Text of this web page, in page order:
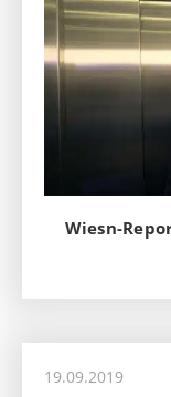
Wiesn-
19.09.2019